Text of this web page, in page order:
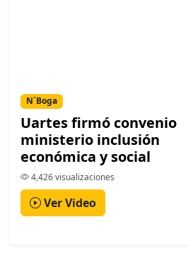
N´Boga
Uartes firmó convenio
ministerio inclusión
económica y social
4,426 visualizaciones
Ver Video